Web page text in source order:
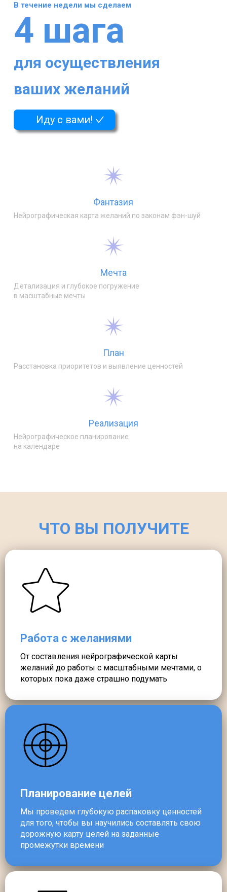
В течение недели мы сделаем
4 шага
для осуществления
ваших желаний
Иду с вами!
Фантазия
Нейрографическая карта желаний по законам фэн-шуй
Мечта
Детализация и глубокое погружение
в масштабные мечты
План
Расстановка приоритетов и выявление ценностей
Реализация
Нейрографическое планирование
на календаре
ЧТО ВЫ ПОЛУЧИТЕ
Работа с желаниями
От составления нейрографической карты
желаний до работы с масштабными мечтами, о
которых пока даже страшно подумать
Планирование целей
Мы проведем глубокую распаковку ценностей
для того, чтобы вы научились составлять свою
дорожную карту целей на заданные
промежутки времени